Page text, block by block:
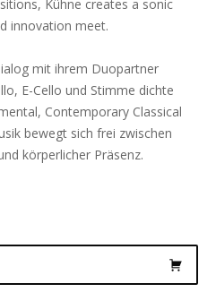
Kühne creates a sonic
innovation meet.
mit ihrem Duopartner
E-Cello und Stimme dichte
Contemporary Classical
bewegt sich frei zwischen
körperlicher Präsenz.